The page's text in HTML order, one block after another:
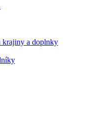
krajiny a doplnky